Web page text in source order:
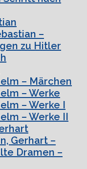
–
zu Hitler
– Märchen
– Werke
– Werke I
– Werke II
Gerhart –
Dramen –